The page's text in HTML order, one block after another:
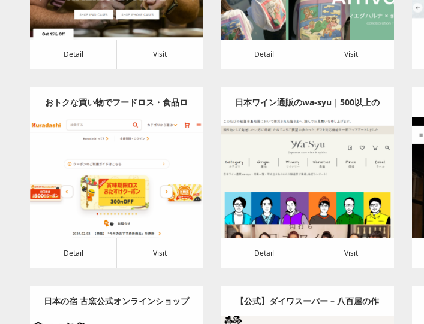
Detail Visit Detail Visit
おトクな買い物でフードロス・食品ロ
Category:
Detail Visit
Detail Visit
日本ワイン通販のwa-syu｜500以上の
銘柄
Category:食料品
Detail Visit
日本の宿 古窯公式オンラインショップ 【公式】ダイワスーパー – 八百屋の作